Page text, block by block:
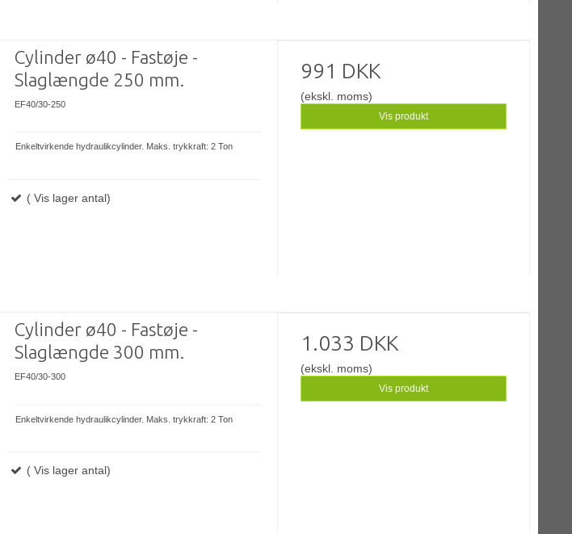
Cylinder ø40 - Fastøje -
Slaglængde 250 mm.
EF40/30-250
Enkeltvirkende hydraulikcylinder. Maks. trykkraft: 2 Ton
( Vis lager antal)
991 DKK
(ekskl. moms)
Vis produkt
Cylinder ø40 - Fastøje -
Slaglængde 300 mm.
EF40/30-300
Enkeltvirkende hydraulikcylinder. Maks. trykkraft: 2 Ton
( Vis lager antal)
1.033 DKK
(ekskl. moms)
Vis produkt